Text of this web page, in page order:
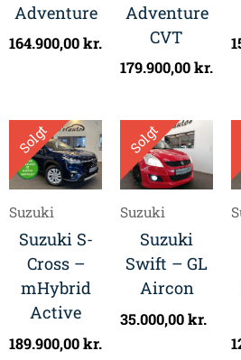
Adventure
164.900,00kr.
Adventure
CVT
179.900,00kr.
Solgt
Suzuki
Suzuki S-
Cross –
mHybrid
Active
189.900,00kr.
Solgt
Suzuki
Suzuki
Swift – GL
Aircon
35.000,00kr.